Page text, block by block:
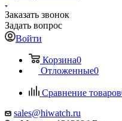
Заказать звонок
Задать вопрос
Войти
Корзина0
Отложенные0
Сравнение товаров
sales@hiwatch.ru